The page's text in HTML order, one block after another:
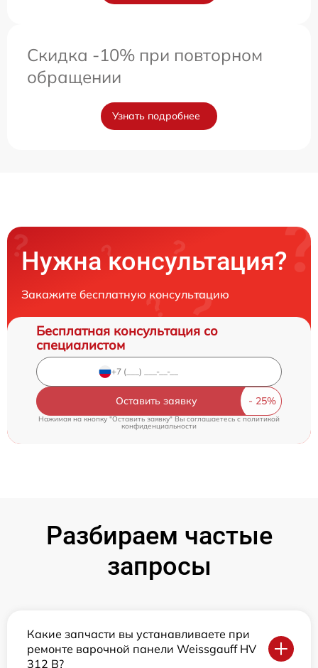
Скидка -10% при повторном
обращении
Узнать подробнее
Нужна консультация?
Закажите бесплатную консультацию
Бесплатная консультация со
специалистом
Оставить заявку
Нажимая на кнопку "Оставить заявку" Вы соглашаетесь cполитикой
конфиденциальности
Разбираем частые
запросы
Какие запчасти вы устанавливаете при
ремонте варочной панели Weissgauff HV
312 B?